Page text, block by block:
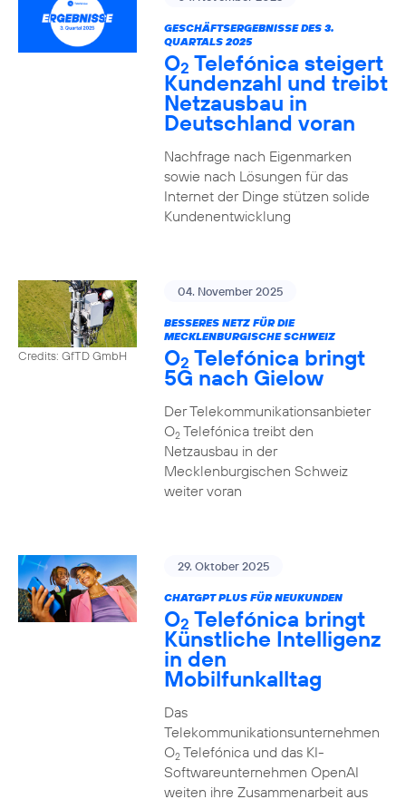
GESCHÄFTSERGEBNISSE DES 3.
QUARTALS 2025
O2 Telefónica steigert
Kundenzahl und treibt
Netzausbau in
Deutschland voran
Nachfrage nach Eigenmarken
sowie nach Lösungen für das
Internet der Dinge stützen solide
Kundenentwicklung
Credits: GfTD GmbH
04. November 2025
BESSERES NETZ FÜR DIE
MECKLENBURGISCHE SCHWEIZ
O2 Telefónica bringt
5G nach Gielow
Der Telekommunikationsanbieter
O2Telefónica treibt den
Netzausbau in der
Mecklenburgischen Schweiz
weiter voran
29. Oktober 2025
CHATGPT PLUS FÜR NEUKUNDEN
O2 Telefónica bringt
Künstliche Intelligenz
in den
Mobilfunkalltag
Das
Telekommunikationsunternehmen
O2Telefónica und das KI-
Softwareunternehmen OpenAI
weiten ihre Zusammenarbeit aus